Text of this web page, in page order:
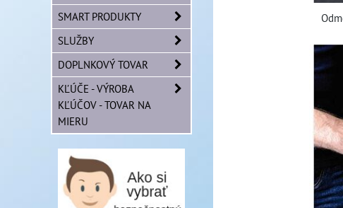
SMART PRODUKTY
SLUŽBY
DOPLNKOVÝ TOVAR
KĽÚČE - VÝROBA
KĽÚČOV - TOVAR NA
MIERU